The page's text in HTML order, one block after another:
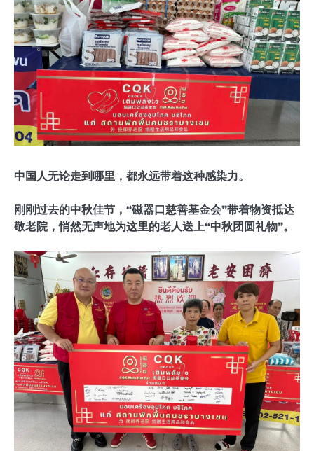
中国人无论走到哪里，都永远带着这种感染力。
刚刚过去的中秋佳节，“磁器口慈善基金会”带着物资抵达
敬老院，悄然无声地为这里的老人送上“中秋团圆礼物”。